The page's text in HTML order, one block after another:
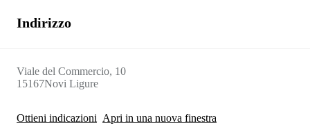
Indirizzo
Viale del Commercio, 10
15167Novi Ligure
Ottieni indicazioni Apri in una nuova finestra